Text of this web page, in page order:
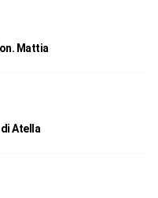
Mattia
Atella